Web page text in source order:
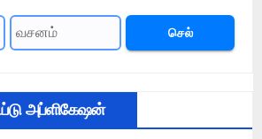
செல்
அப்ளிகேஷன்